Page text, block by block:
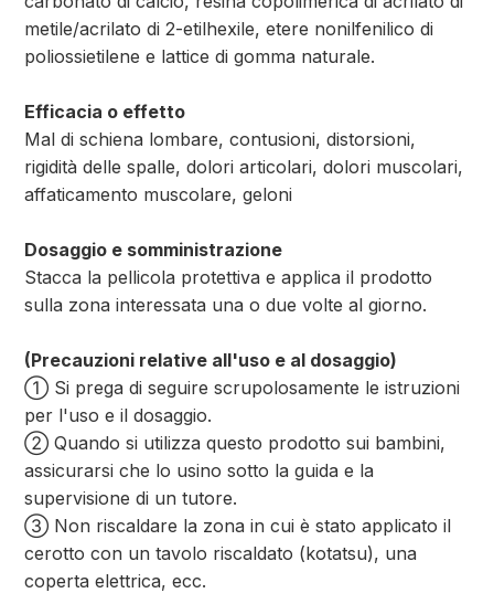
metile/acrilato di 2-etilhexile, etere nonilfenilico di
poliossietilene e lattice di gomma naturale.
Efficacia o effetto
Mal di schiena lombare, contusioni, distorsioni,
rigidità delle spalle, dolori articolari, dolori muscolari,
affaticamento muscolare, geloni
Dosaggio e somministrazione
Stacca la pellicola protettiva e applica il prodotto
sulla zona interessata una o due volte al giorno.
(Precauzioni relative all'uso e al dosaggio)
① Si prega di seguire scrupolosamente le istruzioni
per l'uso e il dosaggio.
② Quando si utilizza questo prodotto sui bambini,
assicurarsi che lo usino sotto la guida e la
supervisione di un tutore.
③ Non riscaldare la zona in cui è stato applicato il
cerotto con un tavolo riscaldato (kotatsu), una
coperta elettrica, ecc.